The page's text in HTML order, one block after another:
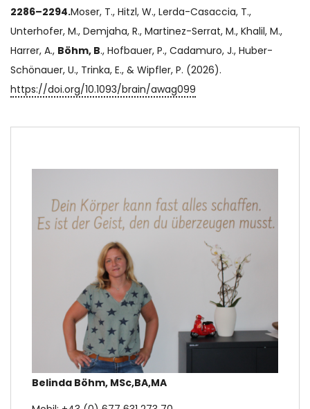
2286–2294.Moser, T., Hitzl, W., Lerda-Casaccia, T.,
Unterhofer, M., Demjaha, R., Martinez-Serrat, M., Khalil, M.,
Harrer, A., Böhm, B., Hofbauer, P., Cadamuro, J., Huber-
Schönauer, U., Trinka, E., & Wipfler, P. (2026).
https://doi.org/10.1093/brain/awag099
Belinda Böhm, MSc,BA,MA